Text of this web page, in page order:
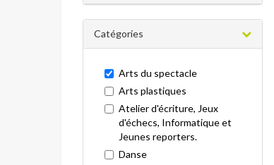
Catégories
Arts du spectacle
Arts plastiques
Atelier d'écriture, Jeux
d'échecs, Informatique et
Jeunes reporters.
Danse